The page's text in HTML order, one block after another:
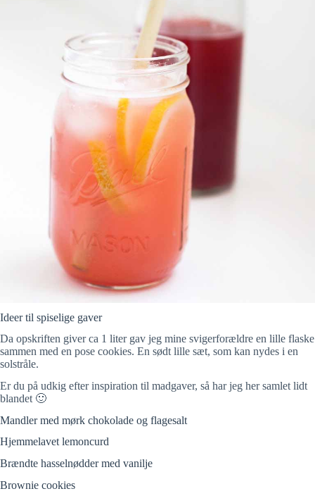
Ideer til spiselige gaver
Da opskriften giver ca 1 liter gav jeg mine svigerforældre en lille flaske
sammen med en pose cookies. En sødt lille sæt, som kan nydes i en
solstråle.
Er du på udkig efter inspiration til madgaver, så har jeg her samlet lidt
blandet 🙂
Mandler med mørk chokolade og flagesalt
Hjemmelavet lemoncurd
Brændte hasselnødder med vanilje
Brownie cookies